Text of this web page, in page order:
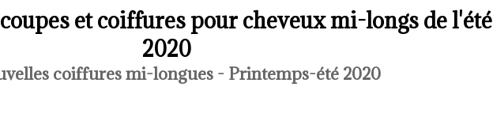
et coiffures pour cheveux mi-longs de l'été
2020
coiffures mi-longues - Printemps-été 2020